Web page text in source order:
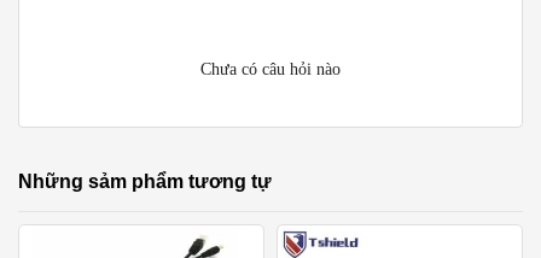
Chưa có câu hỏi nào
Những sảm phẩm tương tự